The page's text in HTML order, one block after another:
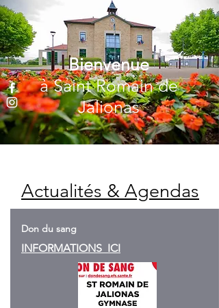
Bienvenue
à Saint Romain de
Jalionas
Actualités & Agendas
Don du sang
INFORMATIONS ICI